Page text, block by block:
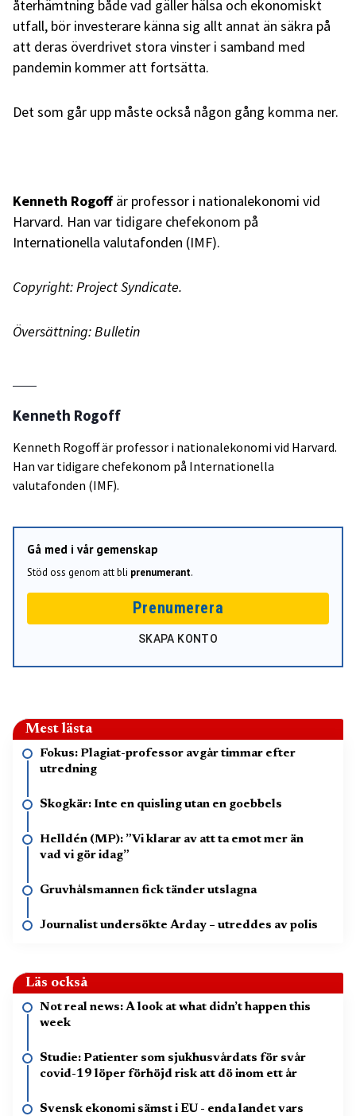
återhämtning både vad gäller hälsa och ekonomiskt
utfall, bör investerare känna sig allt annat än säkra på
att deras överdrivet stora vinster i samband med
pandemin kommer att fortsätta.
Det som går upp måste också någon gång komma ner.
Kenneth Rogoffär professor i nationalekonomi vid
Harvard. Han var tidigare chefekonom på
Internationella valutafonden (IMF).
Copyright: Project Syndicate.
Översättning: Bulletin
Kenneth Rogoff
Kenneth Rogoff är professor i nationalekonomi vid Harvard.
Han var tidigare chefekonom på Internationella
valutafonden (IMF).
Gå med i vår gemenskap
Stöd oss genom att bli prenumerant.
Prenumerera
SKAPA KONTO
Mest lästa
Fokus: Plagiat-professor avgår timmar efter
utredning
Skogkär: Inte en quisling utan en goebbels
Helldén (MP): ”Vi klarar av att ta emot mer än
vad vi gör idag”
Gruvhålsmannen fick tänder utslagna
Journalist undersökte Arday – utreddes av polis
Läs också
Not real news: A look at what didn’t happen this
week
Studie: Patienter som sjukhusvårdats för svår
covid-19 löper förhöjd risk att dö inom ett år
Svensk ekonomi sämst i EU - enda landet vars